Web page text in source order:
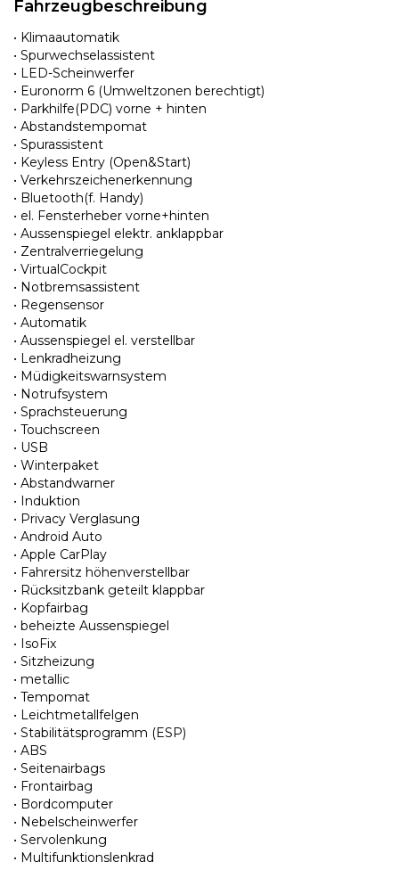
Fahrzeugbeschreibung
• Klimaautomatik
• Spurwechselassistent
• LED-Scheinwerfer
• Euronorm 6 (Umweltzonen berechtigt)
• Parkhilfe(PDC) vorne + hinten
• Abstandstempomat
• Spurassistent
• Keyless Entry (Open&Start)
• Verkehrszeichenerkennung
• Bluetooth(f. Handy)
• el. Fensterheber vorne+hinten
• Aussenspiegel elektr. anklappbar
• Zentralverriegelung
• VirtualCockpit
• Notbremsassistent
• Regensensor
• Automatik
• Aussenspiegel el. verstellbar
• Lenkradheizung
• Müdigkeitswarnsystem
• Notrufsystem
• Sprachsteuerung
• Touchscreen
• USB
• Winterpaket
• Abstandwarner
• Induktion
• Privacy Verglasung
• Android Auto
• Apple CarPlay
• Fahrersitz höhenverstellbar
• Rücksitzbank geteilt klappbar
• Kopfairbag
• beheizte Aussenspiegel
• IsoFix
• Sitzheizung
• metallic
• Tempomat
• Leichtmetallfelgen
• Stabilitätsprogramm (ESP)
• ABS
• Seitenairbags
• Frontairbag
• Bordcomputer
• Nebelscheinwerfer
• Servolenkung
• Multifunktionslenkrad